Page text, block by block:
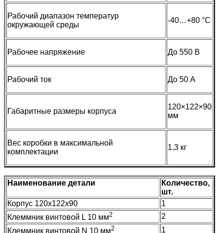
Рабочий диапазон температур
окружающей среды
-40…+80 °С
Рабочее напряжение До 550 В
Рабочий ток До 50 А
Габаритные размеры корпуса
120×122×90
мм
Вес коробки в максимальной
комплектации
1,3 кг
Наименование детали
Количество,
шт.
Корпус 120х122х90
1
Клеммник винтовой L 10 мм2
2
Клеммник винтовой N 10 мм2 1